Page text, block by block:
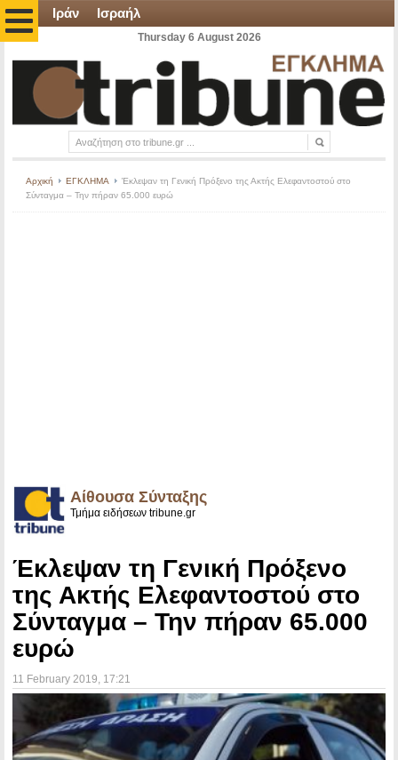
Ιράν Ισραήλ
Thursday 6 August 2026
Αρχική ΕΓΚΛΗΜΑ
Έκλεψαν τη Γενική Πρόξενο της Ακτής Ελεφαντοστού στο
Σύνταγμα – Την πήραν 65.000 ευρώ
Αίθουσα Σύνταξης
Τμήμα ειδήσεων tribune.gr
Έκλεψαν τη Γενική Πρόξενο
της Ακτής Ελεφαντοστού στο
Σύνταγμα – Την πήραν 65.000
ευρώ
11 February 2019 , 17:21